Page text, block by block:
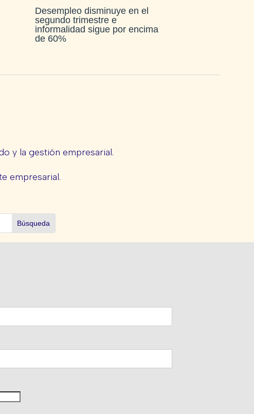
Desempleo disminuye en el
segundo trimestre e
informalidad sigue por encima
de 60%
y la gestión empresarial.
empresarial.